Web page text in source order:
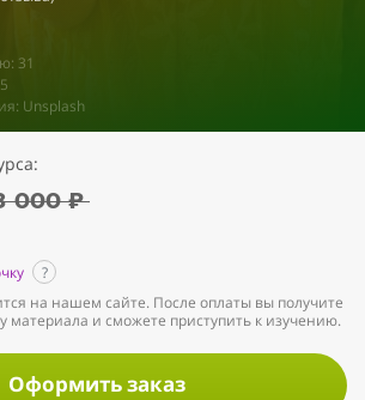
31
Unsplash
000 ₽
?
на нашем сайте. После оплаты вы получите
материала и сможете приступить к изучению.
Оформить заказ